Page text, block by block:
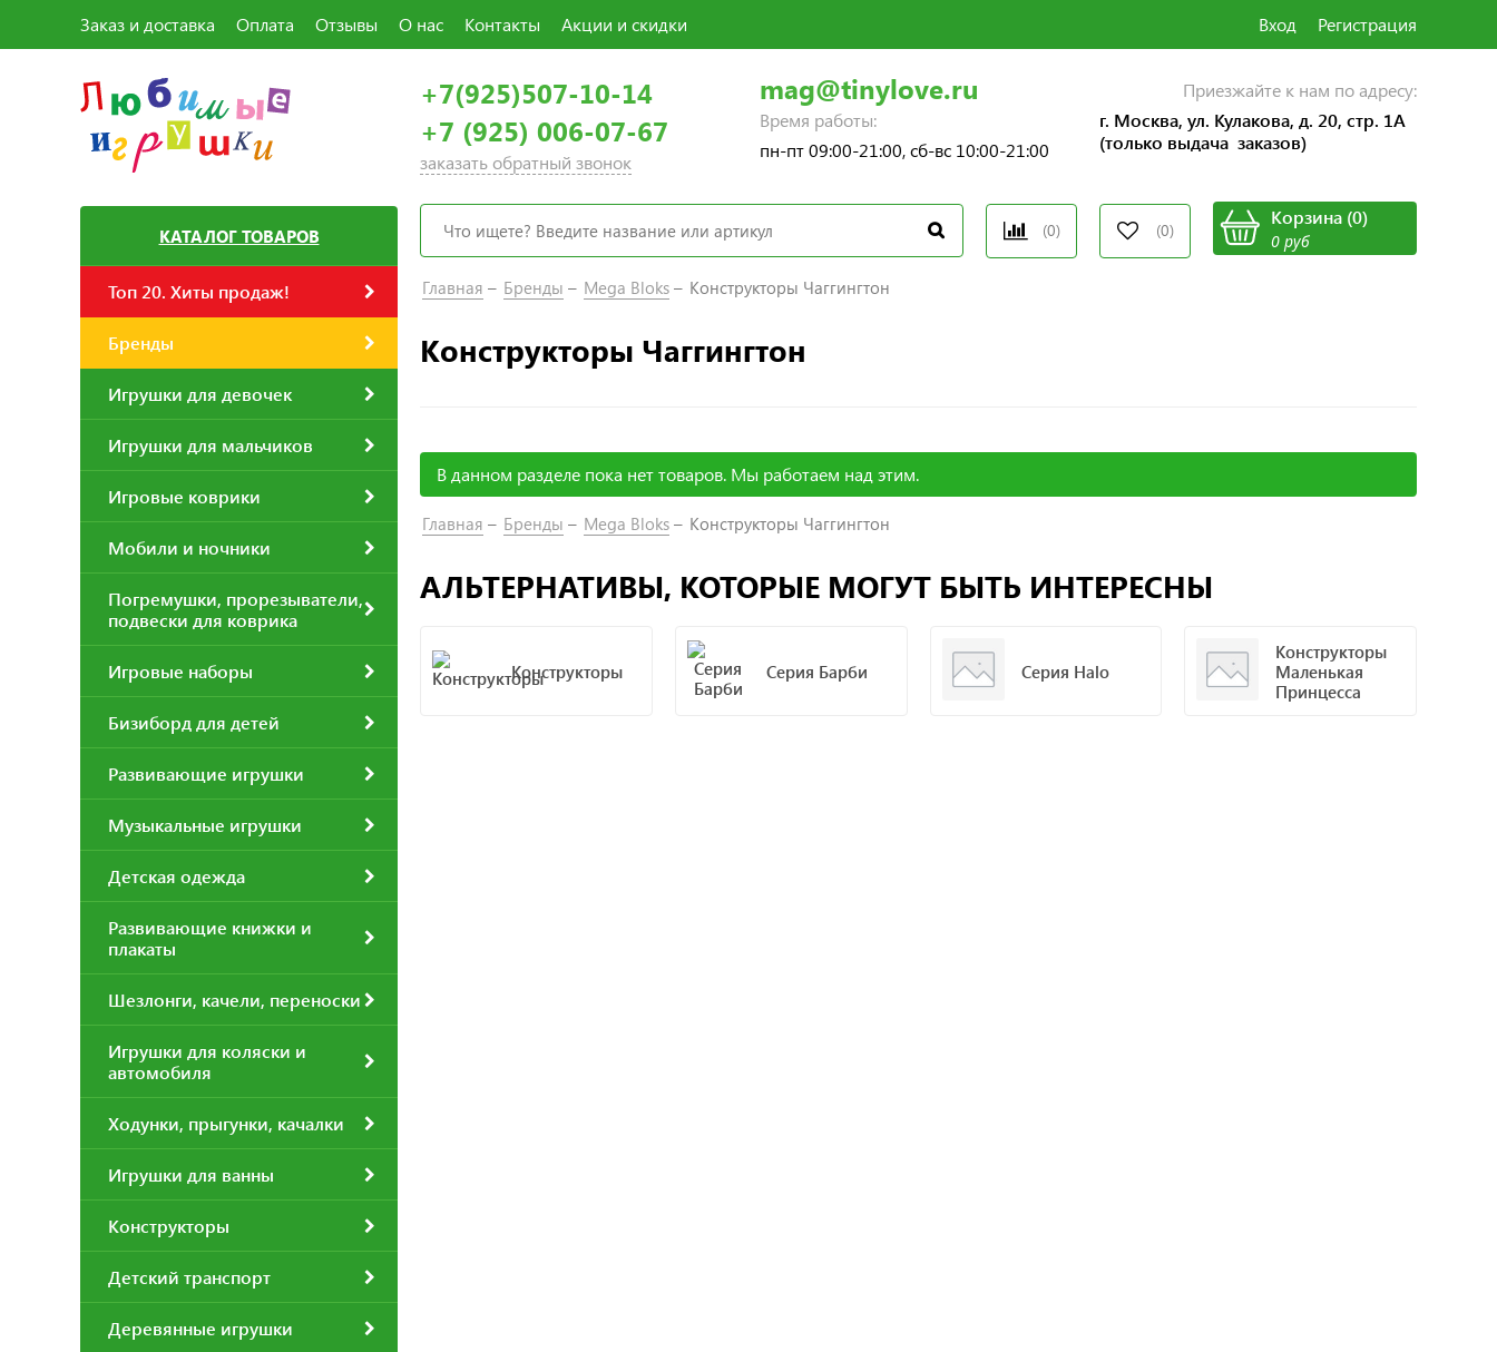
Заказ и доставка Оплата Отзывы О нас Контакты Акции и скидки Вход Регистрация
+7(925)507-10-14
+7 (925) 006-07-67
заказать обратный звонок
mag@tinylove.ru
Время работы:
пн-пт 09:00-21:00, сб-вс 10:00-21:00
Приезжайте к нам по адресу:
г. Москва, ул. Кулакова, д. 20, стр. 1А
(только выдача заказов)
(0) (0)
Корзина(0)
0 руб
КАТАЛОГ ТОВАРОВ
Топ 20. Хиты продаж!
Бренды
Игрушки для девочек
Игрушки для мальчиков
Игровые коврики
Мобили и ночники
Погремушки, прорезыватели,
подвески для коврика
Игровые наборы
Бизиборд для детей
Развивающие игрушки
Музыкальные игрушки
Детская одежда
Развивающие книжки и
плакаты
Шезлонги, качели, переноски
Игрушки для коляски и
автомобиля
Ходунки, прыгунки, качалки
Игрушки для ванны
Конструкторы
Детский транспорт
Деревянные игрушки
Главная Бренды Mega Bloks Конструкторы Чаггингтон
Конструкторы Чаггингтон
В данном разделе пока нет товаров. Мы работаем над этим.
Главная Бренды Mega Bloks Конструкторы Чаггингтон
АЛЬТЕРНАТИВЫ, КОТОРЫЕ МОГУТ БЫТЬ ИНТЕРЕСНЫ
Конструкторы Серия Барби Серия Halo
Конструкторы
Маленькая
Принцесса